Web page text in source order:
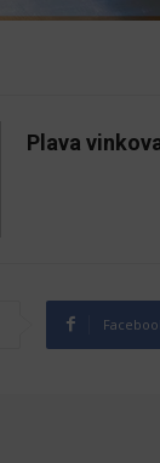
Plava